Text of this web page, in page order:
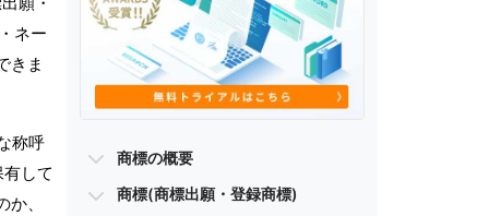
ネー
きま
称呼
して
、
商標の概要
商標(商標出願・登録商標)